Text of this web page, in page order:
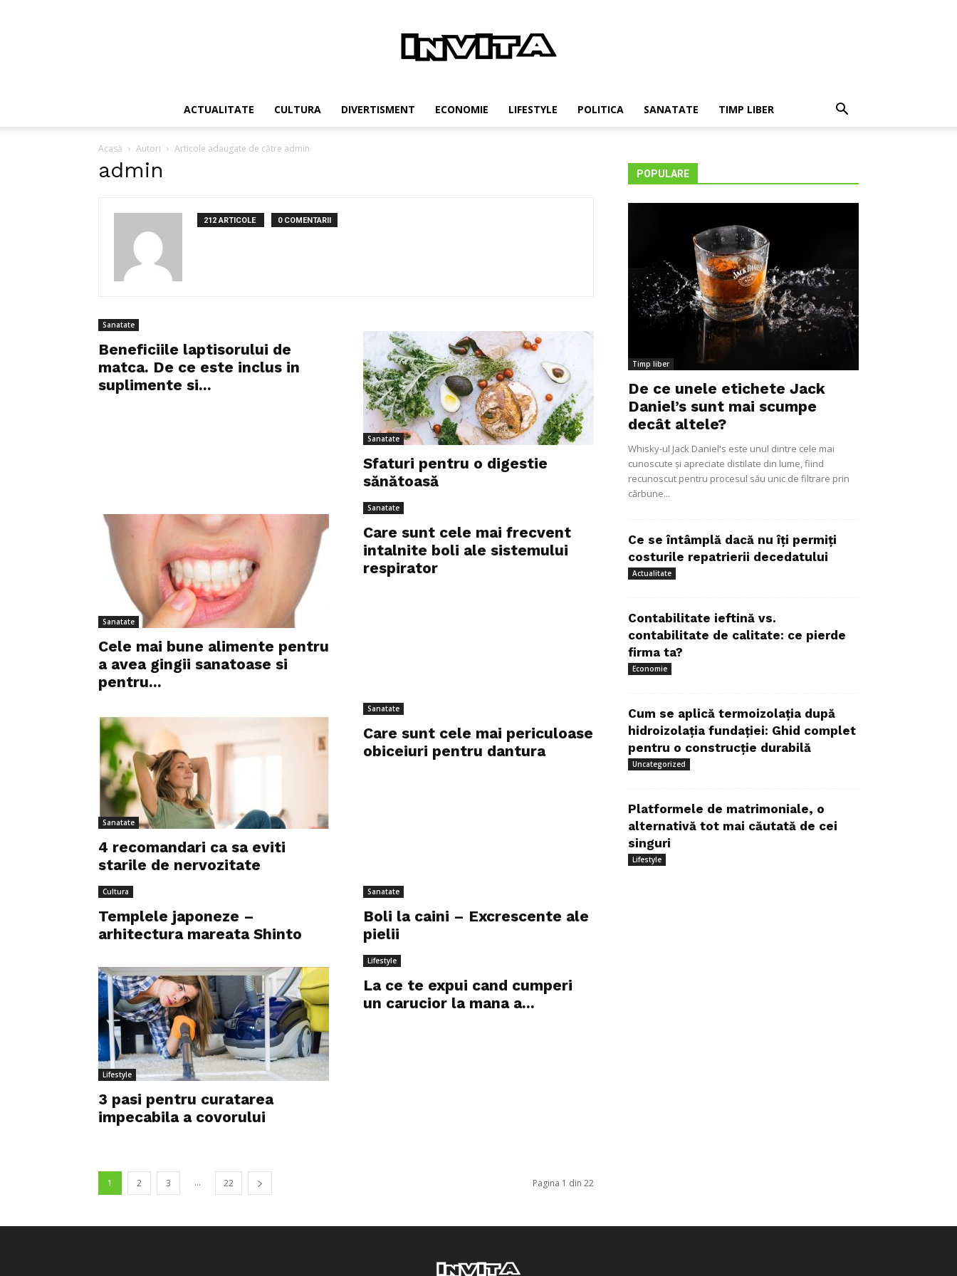
Invita
ACTUALITATE CULTURA DIVERTISMENT ECONOMIE LIFESTYLE POLITICA SANATATE TIMP LIBER
Acasă Autori Articole adaugate de către admin
admin
212 ARTICOLE 0 COMENTARII
Sanatate
Beneficiile laptisorului de
matca. De ce este inclus in
suplimente si...
Sanatate
Sfaturi pentru o digestie
sănătoasă
Sanatate
Cele mai bune alimente pentru
a avea gingii sanatoase si
pentru...
Sanatate
Care sunt cele mai frecvent
intalnite boli ale sistemului
respirator
Sanatate
4 recomandari ca sa eviti
starile de nervozitate
Sanatate
Care sunt cele mai periculoase
obiceiuri pentru dantura
Cultura
Templele japoneze –
arhitectura mareata Shinto
Sanatate
Boli la caini – Excrescente ale
pielii
Lifestyle
3 pasi pentru curatarea
impecabila a covorului
Lifestyle
La ce te expui cand cumperi
un carucior la mana a...
1 2 3 ... 22 Pagina 1 din 22
POPULARE
Timp liber
De ce unele etichete Jack
Daniel’s sunt mai scumpe
decât altele?
Whisky-ul Jack Daniel's este unul dintre cele mai
cunoscute și apreciate distilate din lume, fiind
recunoscut pentru procesul său unic de filtrare prin
cărbune...
Ce se întâmplă dacă nu îți permiți
costurile repatrierii decedatului
Actualitate
Contabilitate ieftină vs.
contabilitate de calitate: ce pierde
firma ta?
Economie
Cum se aplică termoizolația după
hidroizolația fundației: Ghid complet
pentru o construcție durabilă
Uncategorized
Platformele de matrimoniale, o
alternativă tot mai căutată de cei
singuri
Lifestyle